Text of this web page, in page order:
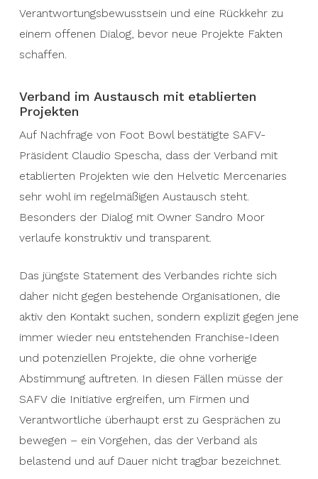
Verantwortungsbewusstsein und eine Rückkehr zu
einem offenen Dialog, bevor neue Projekte Fakten
schaffen.
Verband im Austausch mit etablierten
Projekten
Auf Nachfrage von Foot Bowl bestätigte SAFV-
Präsident Claudio Spescha, dass der Verband mit
etablierten Projekten wie den Helvetic Mercenaries
sehr wohl im regelmäßigen Austausch steht.
Besonders der Dialog mit Owner Sandro Moor
verlaufe konstruktiv und transparent.
Das jüngste Statement des Verbandes richte sich
daher nicht gegen bestehende Organisationen, die
aktiv den Kontakt suchen, sondern explizit gegen jene
immer wieder neu entstehenden Franchise-Ideen
und potenziellen Projekte, die ohne vorherige
Abstimmung auftreten. In diesen Fällen müsse der
SAFV die Initiative ergreifen, um Firmen und
Verantwortliche überhaupt erst zu Gesprächen zu
bewegen – ein Vorgehen, das der Verband als
belastend und auf Dauer nicht tragbar bezeichnet.